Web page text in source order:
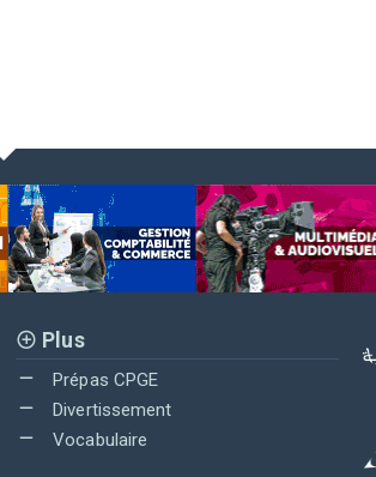
Plus
Prépas CPGE
Divertissement
Vocabulaire